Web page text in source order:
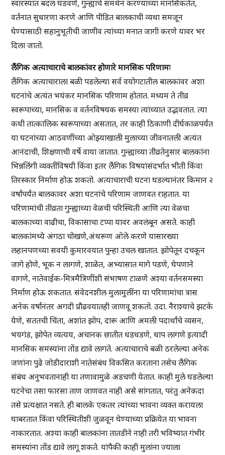
स्वारस्यात बदल घडवणे, गुन्ह्याचे समर्थन करण्याच्या मानसिकतेत,
वर्तनात सुधारणा करणे आणि पीडित बालकाची व्यथा समजून
घेण्यासाठी सहानुभूतीची जाणीव त्यांच्या मनात जागी करणे यावर भर
दिला जातो.
लैंगिक अत्याचाराचे बालकांवर होणारे मानसिक परिणामः
लैंगिक अत्याचाराला बळी पडलेल्या सर्व वयोगटातील बालकांवर अशा
घटनांचे अत्यंत भयंकर मानसिक परिणाम होतात. मध्यम ते तीव्र
स्वरूपाच्या, मानसिक व वर्तनविषयक समस्या त्यांच्यात उद्भवतात. त्या
कधी तात्कालिक स्वरूपाच्या असतात, तर काही ठिकाणी दीर्घकाळपर्यंत
या घटनांच्या आठवणींच्या ओझ्याखाली मुलाच्या जीवनातली अत्यंत
आनंदाची, शिक्षणाची वर्षे वाया जातात. गुन्ह्याच्या तीव्रतेनुसार बालकांना
भिन्नलिंगी व्यक्तींविषयी किंवा इतर लैंगिक विषयांसंदर्भात भीती किंवा
तिरस्कार निर्माण होऊ शकतो. अत्याचाराची घटना घडल्यानंतर किमान २
वर्षांपर्यंत बालकावर अशा घटनांचे परिणाम जाणवत राहतात. या
परिणामांची तीव्रता गुन्ह्याच्या वेळची परिस्थिती आणि त्या वेळचा
बालकाच्या वाढीचा, विकासाचा टप्पा यावर अवलंबून असते. काही
बालकांमध्ये अंगठा चोखणे,अंथरूण ओले करणे यासारख्या
लहानपणच्या सवयी कुमारवयात पुन्हा उचल खातात. झोपेतून दचकून
जागे होणे, भूक न लागणे, शाळेत, अभ्यासात मागे पडणे, घेपणाने
वागणे, नातेवाईक-मित्रमैत्रिणींशी संभाषण टाळणे अश्या वर्तनसमस्या
निर्माण होऊ शकतात. संवेदनशील मुलामुलींना या परिणामांचा त्रास
अनेक वर्षांनंतर अगदी प्रौढवयातही जाणवू शकतो. उदा. नैराश्याचे झटके
येणे, सततची चिंता, अशांत झोप, दारू आणि अमली पदार्थांचे व्यसन,
भयगंड, झोपेत व्यत्यय, अचानक छातीत धडधडणे, धाप लागणे इत्यादी
मानसिक समस्यांना तोंड द्यावे लागते. अत्याचाराचे बळी ठरलेल्या अनेक
जणांना पुढे जोडीदाराशी नातेसंबंध विकसित करताना तसेच लैंगिक
संबंध अनुभवतानाही या तणावामुळे अडचणी येतात. काही मुले घडलेल्या
घटनेचा तसा फारसा ताण जाणवत नाही असे सांगतात, परंतु अनेकदा
तसे प्रत्यक्षात नसते. ही बालके एकतर त्यांच्या भावना व्यक्त करायला
घाबरतात किंवा परिस्थितीशी जुळवून घेण्याच्या प्रक्रियेत या भावना
नाकारतात. अश्या काही बालकांना तातडीने नाही तरी भविष्यात गंभीर
समस्यांना तोंड द्यावे लागू शकते. यांपैकी काही मुलांना ज्याला